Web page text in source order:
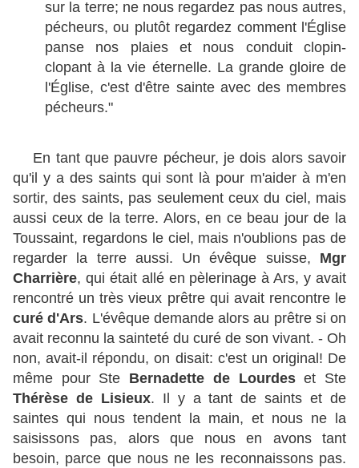
sur la terre; ne nous regardez pas nous autres,
pécheurs, ou plutôt regardez comment l'Église
panse nos plaies et nous conduit clopin-
clopant à la vie éternelle. La grande gloire de
l'Église, c'est d'être sainte avec des membres
pécheurs."
En tant que pauvre pécheur, je dois alors savoir
qu'il y a des saints qui sont là pour m'aider à m'en
sortir, des saints, pas seulement ceux du ciel, mais
aussi ceux de la terre. Alors, en ce beau jour de la
Toussaint, regardons le ciel, mais n'oublions pas de
regarder la terre aussi. Un évêque suisse, Mgr
Charrière, qui était allé en pèlerinage à Ars, y avait
rencontré un très vieux prêtre qui avait rencontre le
curé d'Ars. L'évêque demande alors au prêtre si on
avait reconnu la sainteté du curé de son vivant. - Oh
non, avait-il répondu, on disait: c'est un original! De
même pour Ste Bernadette de Lourdeset Ste
Thérèse de Lisieux. Il y a tant de saints et de
saintes qui nous tendent la main, et nous ne la
saisissons pas, alors que nous en avons tant
besoin, parce que nous ne les reconnaissons pas.